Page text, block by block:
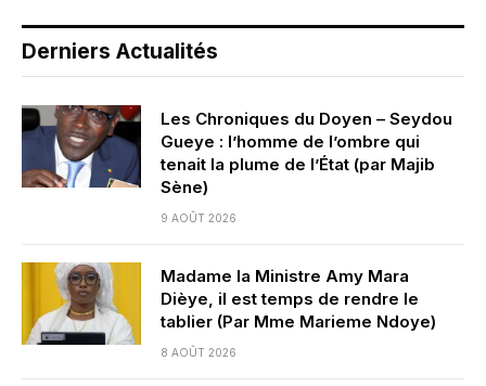
Derniers Actualités
Les Chroniques du Doyen – Seydou
Gueye : l’homme de l’ombre qui
tenait la plume de l’État (par Majib
Sène)
9 AOÛT 2026
Madame la Ministre Amy Mara
Dièye, il est temps de rendre le
tablier (Par Mme Marieme Ndoye)
8 AOÛT 2026